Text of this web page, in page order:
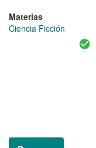
Materias
Ciencia Ficción